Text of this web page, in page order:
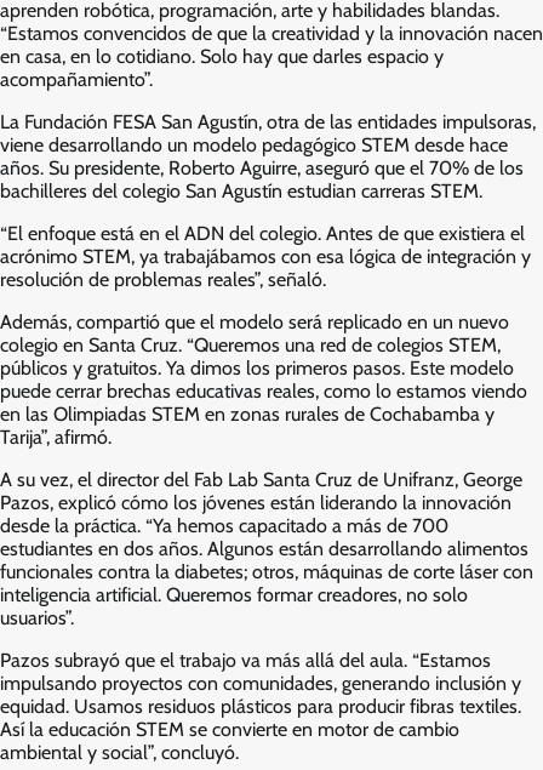
aprenden robótica, programación, arte y habilidades blandas.
“Estamos convencidos de que la creatividad y la innovación nacen
en casa, en lo cotidiano. Solo hay que darles espacio y
acompañamiento”.
La Fundación FESA San Agustín, otra de las entidades impulsoras,
viene desarrollando un modelo pedagógico STEM desde hace
años. Su presidente, Roberto Aguirre, aseguró que el 70% de los
bachilleres del colegio San Agustín estudian carreras STEM.
“El enfoque está en el ADN del colegio. Antes de que existiera el
acrónimo STEM, ya trabajábamos con esa lógica de integración y
resolución de problemas reales”, señaló.
Además, compartió que el modelo será replicado en un nuevo
colegio en Santa Cruz. “Queremos una red de colegios STEM,
públicos y gratuitos. Ya dimos los primeros pasos. Este modelo
puede cerrar brechas educativas reales, como lo estamos viendo
en las Olimpiadas STEM en zonas rurales de Cochabamba y
Tarija”, afirmó.
A su vez, el director del Fab Lab Santa Cruz de Unifranz, George
Pazos, explicó cómo los jóvenes están liderando la innovación
desde la práctica. “Ya hemos capacitado a más de 700
estudiantes en dos años. Algunos están desarrollando alimentos
funcionales contra la diabetes; otros, máquinas de corte láser con
inteligencia artificial. Queremos formar creadores, no solo
usuarios”.
Pazos subrayó que el trabajo va más allá del aula. “Estamos
impulsando proyectos con comunidades, generando inclusión y
equidad. Usamos residuos plásticos para producir fibras textiles.
Así la educación STEM se convierte en motor de cambio
ambiental y social”, concluyó.